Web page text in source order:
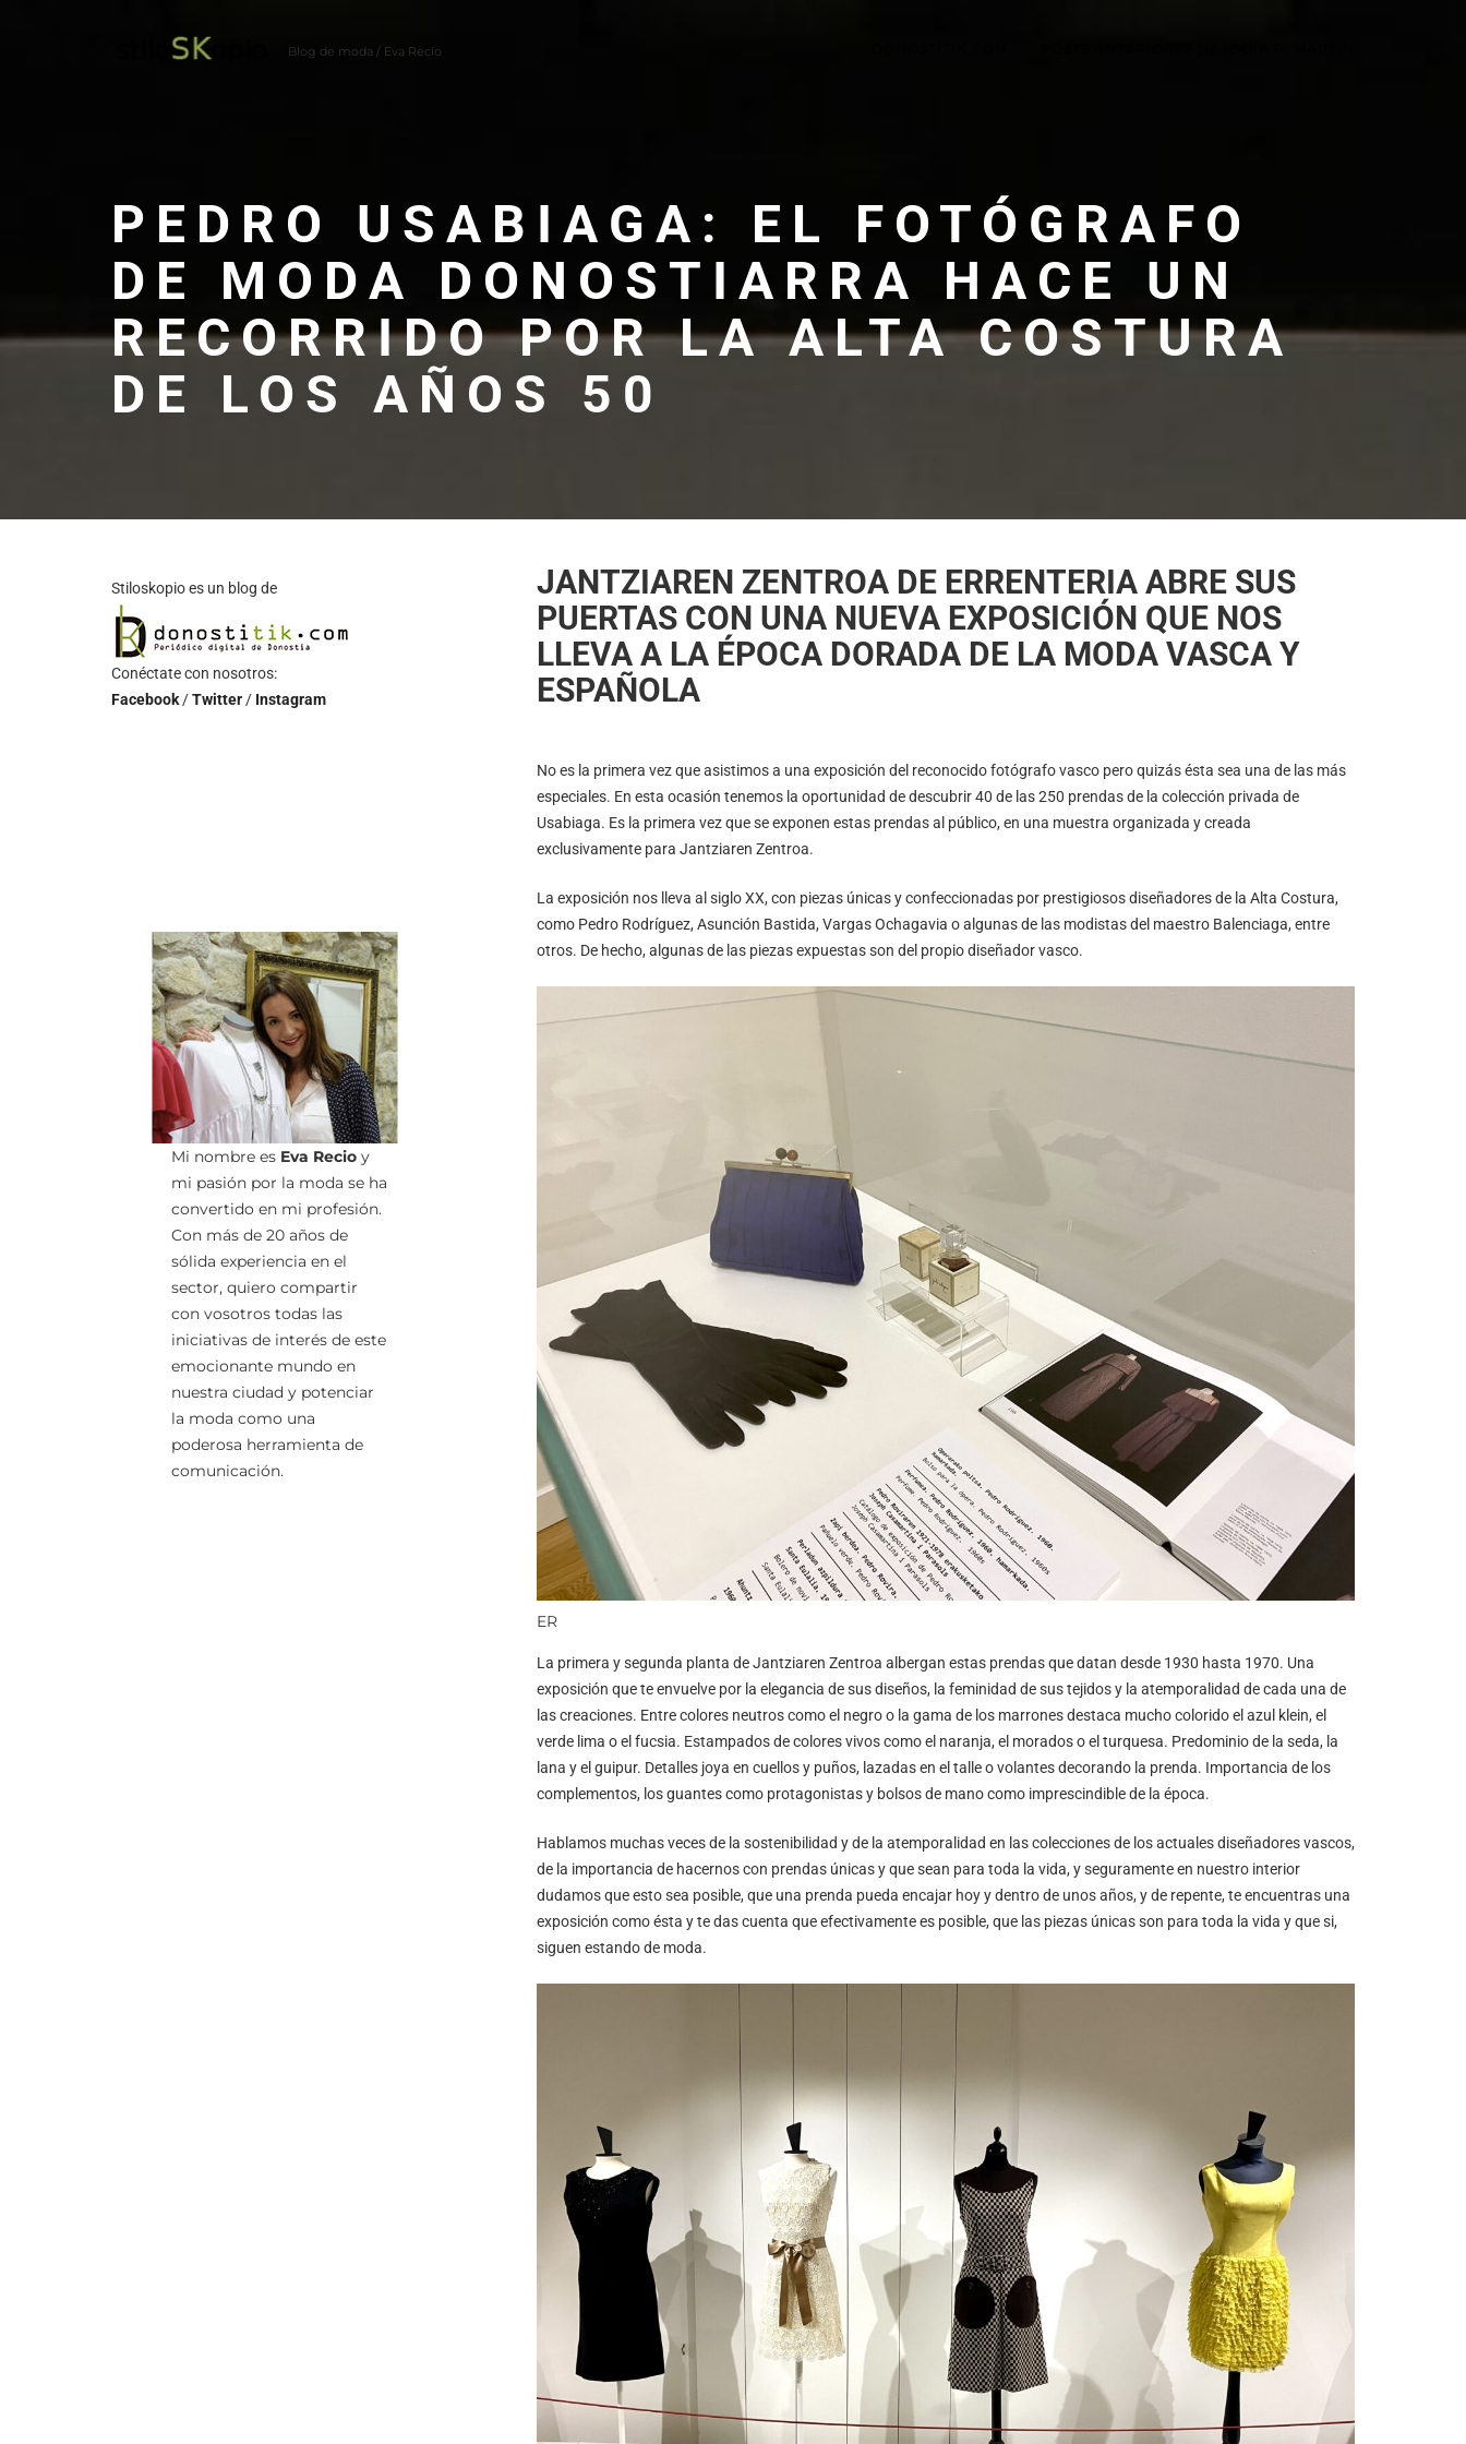
Blog de moda / Eva Recio
PEDRO USABIAGA: EL FOTÓGRAFO
DE MODA DONOSTIARRA HACE UN
RECORRIDO POR LA ALTA COSTURA
DE LOS AÑOS 50
JANTZIAREN ZENTROA DE ERRENTERIA ABRE SUS
PUERTAS CON UNA NUEVA EXPOSICIÓN QUE NOS
LLEVA A LA ÉPOCA DORADA DE LA MODA VASCA Y
ESPAÑOLA
No es la primera vez que asistimos a una exposición del reconocido fotógrafo vasco pero quizás ésta sea una de las más
especiales. En esta ocasión tenemos la oportunidad de descubrir 40 de las 250 prendas de la colección privada de
Usabiaga. Es la primera vez que se exponen estas prendas al público, en una muestra organizada y creada
exclusivamente para Jantziaren Zentroa.
La exposición nos lleva al siglo XX, con piezas únicas y confeccionadas por prestigiosos diseñadores de la Alta Costura,
como Pedro Rodríguez, Asunción Bastida, Vargas Ochagavia o algunas de las modistas del maestro Balenciaga, entre
otros. De hecho, algunas de las piezas expuestas son del propio diseñador vasco.
ER
La primera y segunda planta de Jantziaren Zentroa albergan estas prendas que datan desde 1930 hasta 1970. Una
exposición que te envuelve por la elegancia de sus diseños, la feminidad de sus tejidos y la atemporalidad de cada una de
las creaciones. Entre colores neutros como el negro o la gama de los marrones destaca mucho colorido el azul klein, el
verde lima o el fucsia. Estampados de colores vivos como el naranja, el morados o el turquesa. Predominio de la seda, la
lana y el guipur. Detalles joya en cuellos y puños, lazadas en el talle o volantes decorando la prenda. Importancia de los
complementos, los guantes como protagonistas y bolsos de mano como imprescindible de la época.
Hablamos muchas veces de la sostenibilidad y de la atemporalidad en las colecciones de los actuales diseñadores vascos,
de la importancia de hacernos con prendas únicas y que sean para toda la vida, y seguramente en nuestro interior
dudamos que esto sea posible, que una prenda pueda encajar hoy y dentro de unos años, y de repente, te encuentras una
exposición como ésta y te das cuenta que efectivamente es posible, que las piezas únicas son para toda la vida y que si,
siguen estando de moda.
Stiloskopio es un blog de
Conéctate con nosotros:
Facebook /Twitter / Instagram
Mi nombre es Eva Recio y
mi pasión por la moda se ha
convertido en mi profesión.
Con más de 20 años de
sólida experiencia en el
sector, quiero compartir
con vosotros todas las
iniciativas de interés de este
emocionante mundo en
nuestra ciudad y potenciar
la moda como una
poderosa herramienta de
comunicación.